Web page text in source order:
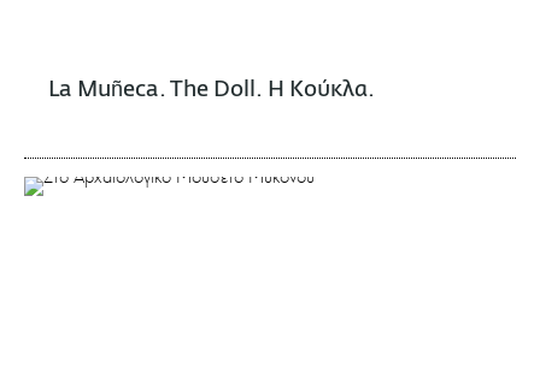
La Muñeca. The Doll. Η Κούκλα.